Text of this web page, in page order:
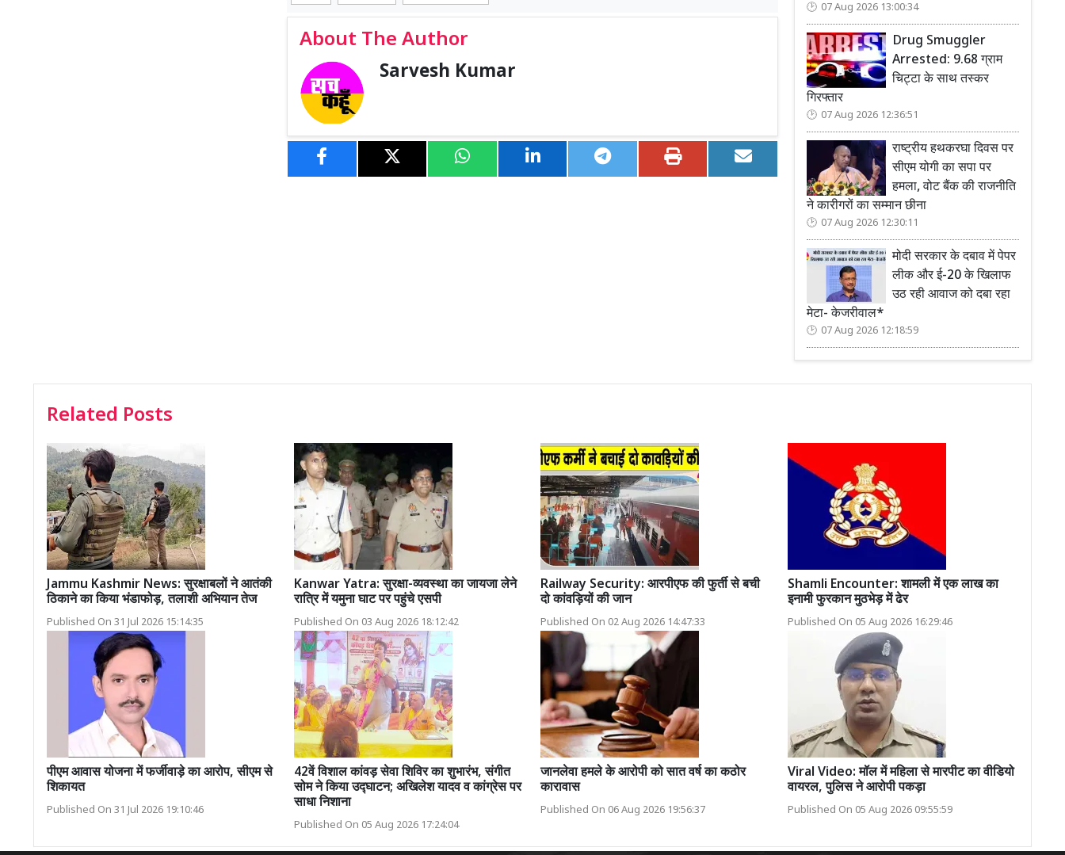
About The Author
Sarvesh Kumar
07 Aug 2026 13:00:34
Drug Smuggler
Arrested: 9.68 ग्राम
चिट्टा के साथ तस्कर
गिरफ्तार
07 Aug 2026 12:36:51
राष्ट्रीय हथकरघा दिवस पर
सीएम योगी का सपा पर
हमला, वोट बैंक की राजनीति
ने कारीगरों का सम्मान छीना
07 Aug 2026 12:30:11
मोदी सरकार के दबाव में पेपर
लीक और ई-20 के खिलाफ
उठ रही आवाज को दबा रहा
मेटा- केजरीवाल*
07 Aug 2026 12:18:59
Related Posts
Jammu Kashmir News: सुरक्षाबलों ने आतंकी
ठिकाने का किया भंडाफोड़, तलाशी अभियान तेज
Published On 31 Jul 2026 15:14:35
Kanwar Yatra: सुरक्षा-व्यवस्था का जायजा लेने
रात्रि में यमुना घाट पर पहुंचे एसपी
Published On 03 Aug 2026 18:12:42
Railway Security: आरपीएफ की फुर्ती से बची
दो कांवड़ियों की जान
Published On 02 Aug 2026 14:47:33
Shamli Encounter: शामली में एक लाख का
इनामी फुरकान मुठभेड़ में ढेर
Published On 05 Aug 2026 16:29:46
पीएम आवास योजना में फर्जीवाड़े का आरोप, सीएम से
शिकायत
Published On 31 Jul 2026 19:10:46
42वें विशाल कांवड़ सेवा शिविर का शुभारंभ, संगीत
सोम ने किया उद्घाटन; अखिलेश यादव व कांग्रेस पर
साधा निशाना
Published On 05 Aug 2026 17:24:04
जानलेवा हमले के आरोपी को सात वर्ष का कठोर
कारावास
Published On 06 Aug 2026 19:56:37
Viral Video: मॉल में महिला से मारपीट का वीडियो
वायरल, पुलिस ने आरोपी पकड़ा
Published On 05 Aug 2026 09:55:59